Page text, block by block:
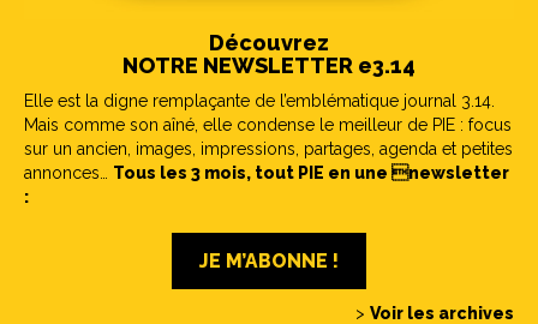
Découvrez
NOTRE NEWSLETTER e3.14
Elle est la digne remplaçante de l’emblématique journal 3.14.
Mais comme son aîné, elle condense le meilleur de PIE : focus
sur un ancien, images, impressions, partages, agenda et petites
annonces… Tous les 3 mois, tout PIE en une newsletter
:
JE M’ABONNE !
> Voir les archives